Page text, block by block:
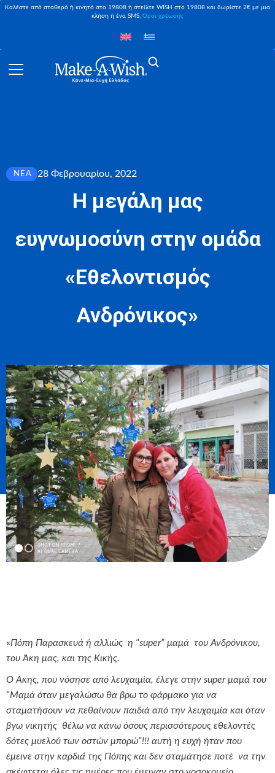
Καλέστε από σταθερό ή κινητό στο 19808 ή στείλτε WISH στο 19808 και δωρίστε 2€ με μια
κλήση ή ένα SMS,Όροι χρέωσης
ΝΈΑ 28 Φεβρουαρίου, 2022
Η μεγάλη μας
ευγνωμοσύνη στην ομάδα
«Εθελοντισμός
Ανδρόνικος»
«Πόπη Παρασκευά ή αλλιώς η “super” μαμά του Ανδρόνικου,
του Άκη μας, και της Κικής.
Ο Άκης, που νόσησε από λευχαιμία, έλεγε στην super μαμά του
“Μαμά όταν μεγαλώσω θα βρω το φάρμακο για να
σταματήσουν να πεθαίνουν παιδιά από την λευχαιμία και όταν
βγω νικητής θέλω να κάνω όσους περισσότερους εθελοντές
δότες μυελού των οστών μπορώ”!!! αυτή η ευχή ήταν που
έμεινε στην καρδιά́ της Πόπης και δεν σταμάτησε ποτέ να την